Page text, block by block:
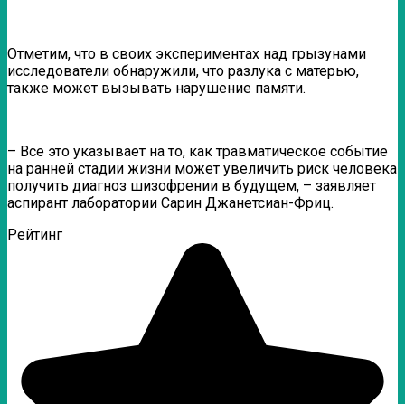
Отметим, что в своих экспериментах над грызунами
исследователи обнаружили, что разлука с матерью,
также может вызывать нарушение памяти.
– Все это указывает на то, как травматическое событие
на ранней стадии жизни может увеличить риск человека
получить диагноз шизофрении в будущем, – заявляет
аспирант лаборатории Сарин Джанетсиан-Фриц.
Рейтинг